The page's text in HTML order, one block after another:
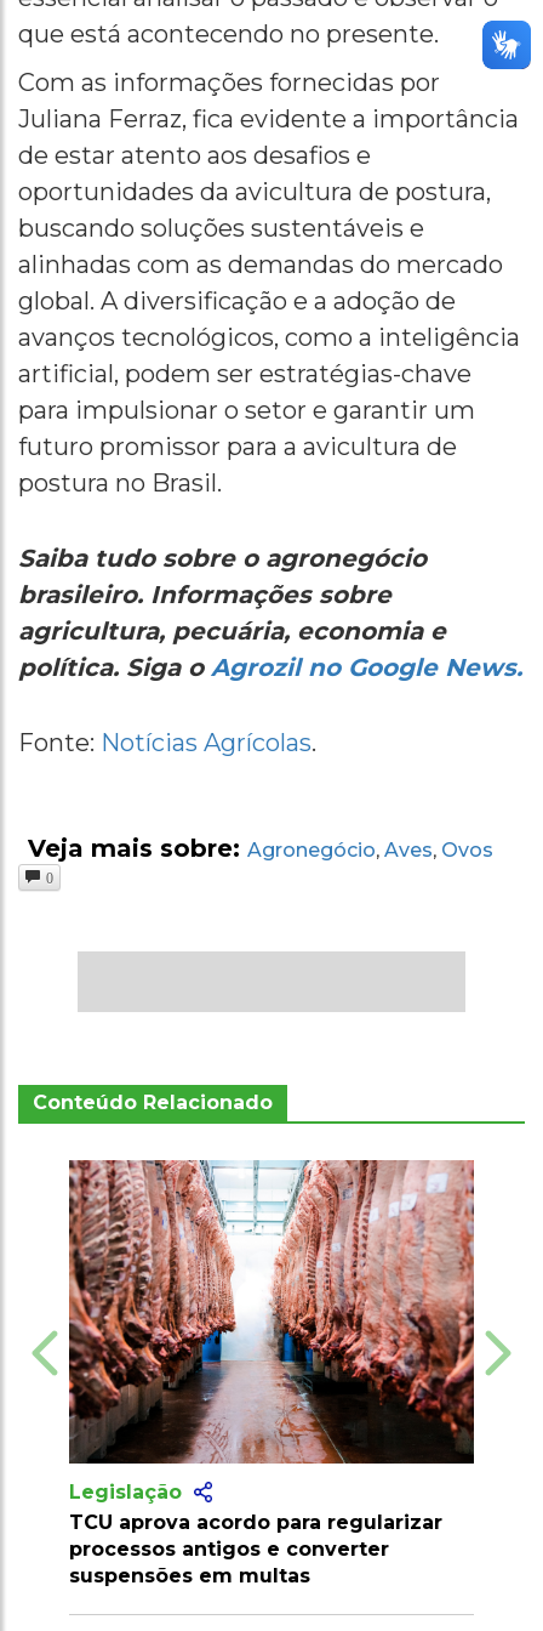
que está acontecendo no presente.
Com as informações fornecidas por
Juliana Ferraz, fica evidente a importância
de estar atento aos desafios e
oportunidades da avicultura de postura,
buscando soluções sustentáveis e
alinhadas com as demandas do mercado
global. A diversificação e a adoção de
avanços tecnológicos, como a inteligência
artificial, podem ser estratégias-chave
para impulsionar o setor e garantir um
futuro promissor para a avicultura de
postura no Brasil.
Saiba tudo sobre o agronegócio
brasileiro. Informações sobre
agricultura, pecuária, economia e
política. Siga o Agrozil no Google News.
Fonte: Notícias Agrícolas.
Veja mais sobre: Agronegócio, Aves, Ovos
0
Conteúdo Relacionado
Legislação
Chaco Paraguaio se torna foco de
investimentos e pode ser nova
potência agrícola